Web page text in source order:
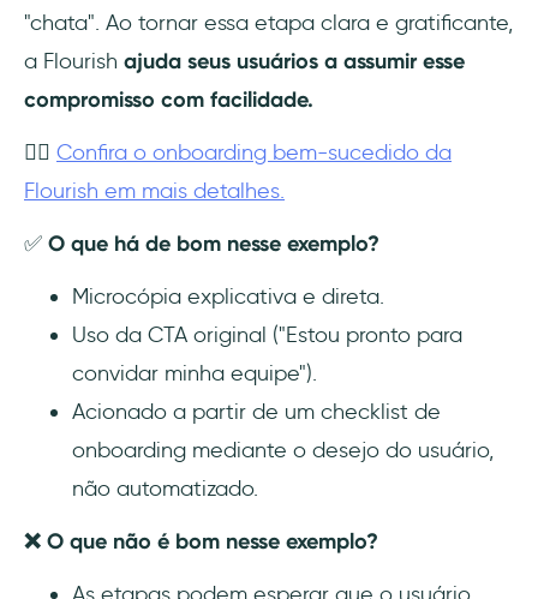
"chata". Ao tornar essa etapa clara e gratificante,
a Flourish ajuda seus usuários a assumir esse
compromisso com facilidade.
👉🏻 Confira o onboarding bem-sucedido da
Flourish em mais detalhes.
✅ O que há de bom nesse exemplo?
Microcópia explicativa e direta.
Uso da CTA original ("Estou pronto para
convidar minha equipe").
Acionado a partir de um checklist de
onboarding mediante o desejo do usuário,
não automatizado.
❌ O que não é bom nesse exemplo?